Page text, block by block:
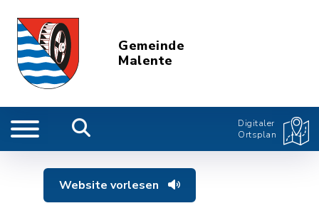
Gemeinde
Malente
Digitaler
Ortsplan
Website vorlesen